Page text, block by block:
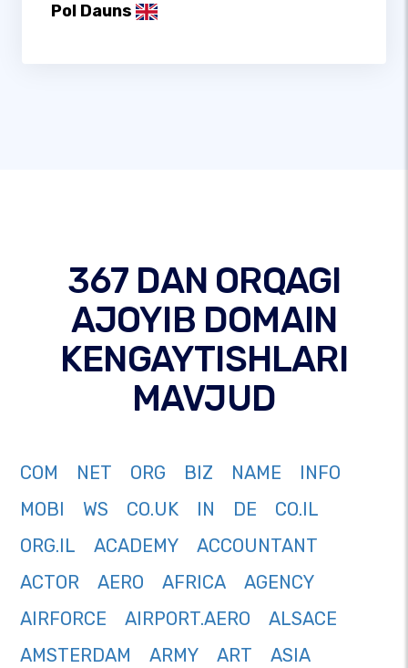
Pol Dauns
367 DAN ORQAGI
AJOYIB DOMAIN
KENGAYTISHLARI
MAVJUD
COM NET ORG BIZ NAME
INFO
MOBI
WS CO.UK IN DE
CO.IL
ORG.IL
ACADEMY
ACCOUNTANT
ACTOR
AERO AFRICA
AGENCY
AIRFORCE
AIRPORT.AERO
ALSACE
AMSTERDAM
ARMY ART
ASIA